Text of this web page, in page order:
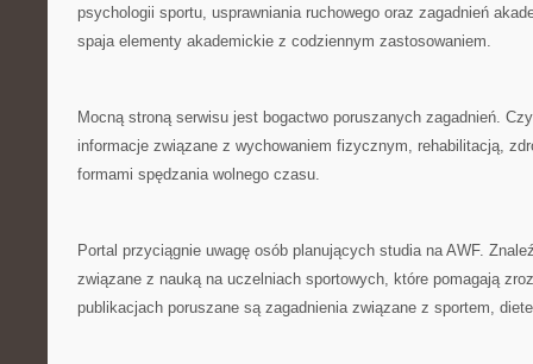
psychologii sportu, usprawniania ruchowego oraz zagadnień
spaja elementy akademickie z codziennym zastosowaniem.
Mocną stroną serwisu jest bogactwo poruszanych zagadnień.
informacje związane z wychowaniem fizycznym, rehabilitacją,
formami spędzania wolnego czasu.
Portal przyciągnie uwagę osób planujących studia na AWF.
związane z nauką na uczelniach sportowych, które pomagają
publikacjach poruszane są zagadnienia związane z sportem,